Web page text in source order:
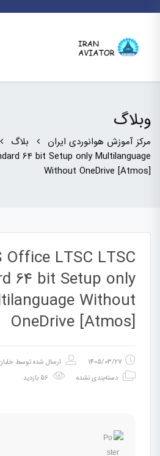
وبلاگ
مرکز آموزش هوانوردی ایران بلاگ
64 bit Setup only Multilanguage
Without OneDrive [Atmos]
Office LTSC LTSC
64 bit Setup only
Without
OneDrive [Atmos]
1405/03/27 ارسال شده توسط
دسته‌بندی نشده